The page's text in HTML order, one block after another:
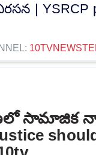
| YSRCP
సామాజిక